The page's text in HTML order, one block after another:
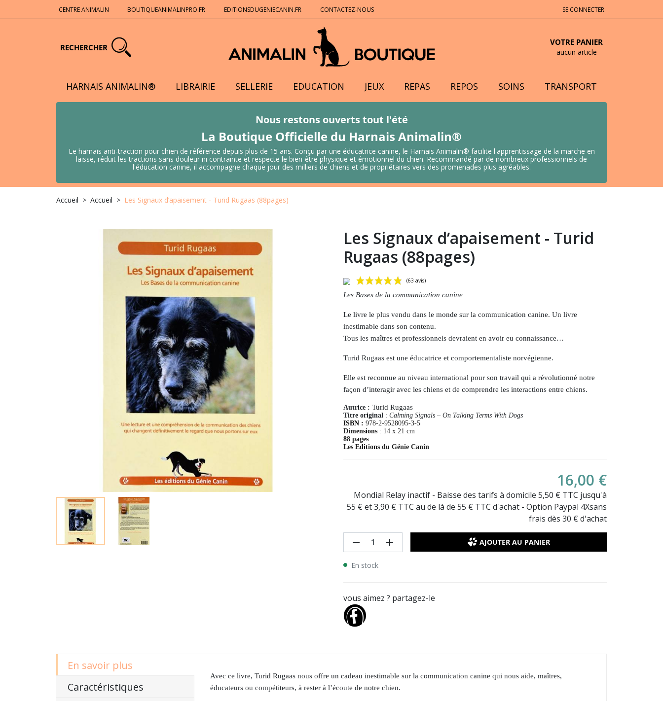
CENTRE ANIMALIN BOUTIQUEANIMALINPRO.FR EDITIONSDUGENIECANIN.FR CONTACTEZ-NOUS SE CONNECTER
RECHERCHER
VOTRE PANIER
aucun article
HARNAIS ANIMALIN® LIBRAIRIE SELLERIE EDUCATION JEUX REPAS REPOS SOINS TRANSPORT
Nous restons ouverts tout l'été
La Boutique Officielle du Harnais Animalin®
Le harnais anti-traction pour chien de référence depuis plus de 15 ans. Conçu par une éducatrice canine, le Harnais Animalin® facilite l'apprentissage de la marche en
laisse, réduit les tractions sans douleur ni contrainte et respecte le bien-être physique et émotionnel du chien. Recommandé par de nombreux professionnels de
l'éducation canine, il accompagne chaque jour des milliers de chiens et de propriétaires vers des promenades plus agréables.
Accueil Accueil Les Signaux d’apaisement - Turid Rugaas (88pages)
Les Signaux d’apaisement - Turid
Rugaas (88pages)
Les Bases de la communication canine
Le livre le plus vendu dans le monde sur la communication canine. Un livre
inestimable dans son contenu.
Tous les maîtres et professionnels devraient en avoir eu connaissance…
Turid Rugaas est une éducatrice et comportementaliste norvégienne.
Elle est reconnue au niveau international pour son travail qui a révolutionné notre
façon d’interagir avec les chiens et de comprendre les interactions entre chiens.
Autrice : Turid Rugaas
Titre original : Calming Signals – On Talking Terms With Dogs
ISBN : 978-2-9528095-3-5
Dimensions : 14 x 21 cm
88 pages
Les Editions du Génie Canin
16,00 €
Mondial Relay inactif - Baisse des tarifs à domicile 5,50 € TTC jusqu'à
55 € et 3,90 € TTC au de là de 55 € TTC d'achat - Option Paypal 4Xsans
frais dès 30 € d'achat
remove add AJOUTER AU PANIER
En stock
vous aimez ? partagez-le
En savoir plus
Caractéristiques
Avec ce livre, Turid Rugaas nous offre un cadeau inestimable sur la communication canine qui nous aide, maîtres,
éducateurs ou compétiteurs, à rester à l’écoute de notre chien.